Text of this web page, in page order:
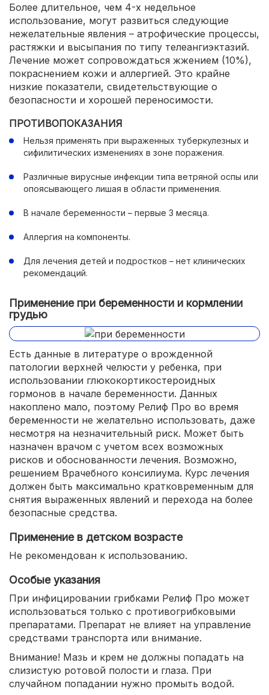
Более длительное, чем 4-х недельное
использование, могут развиться следующие
нежелательные явления – атрофические процессы,
растяжки и высыпания по типу телеангиэктазий.
Лечение может сопровождаться жжением (10%),
покраснением кожи и аллергией. Это крайне
низкие показатели, свидетельствующие о
безопасности и хорошей переносимости.
ПРОТИВОПОКАЗАНИЯ
Нельзя применять при выраженных туберкулезных и
сифилитических изменениях в зоне поражения.
Различные вирусные инфекции типа ветряной оспы или
опоясывающего лишая в области применения.
В начале беременности – первые 3 месяца.
Аллергия на компоненты.
Для лечения детей и подростков – нет клинических
рекомендаций.
Применение при беременности и кормлении
грудью
Есть данные в литературе о врожденной
патологии верхней челюсти у ребенка, при
использовании глюкокортикостероидных
гормонов в начале беременности. Данных
накоплено мало, поэтому Релиф Про во время
беременности не желательно использовать, даже
несмотря на незначительный риск. Может быть
назначен врачом с учетом всех возможных
рисков и обоснованности лечения. Возможно,
решением Врачебного консилиума. Курс лечения
должен быть максимально кратковременным для
снятия выраженных явлений и перехода на более
безопасные средства.
Применение в детском возрасте
Не рекомендован к использованию.
Особые указания
При инфицировании грибками Релиф Про может
использоваться только с противогрибковыми
препаратами. Препарат не влияет на управление
средствами транспорта или внимание.
Внимание! Мазь и крем не должны попадать на
слизистую ротовой полости и глаза. При
случайном попадании нужно промыть водой.